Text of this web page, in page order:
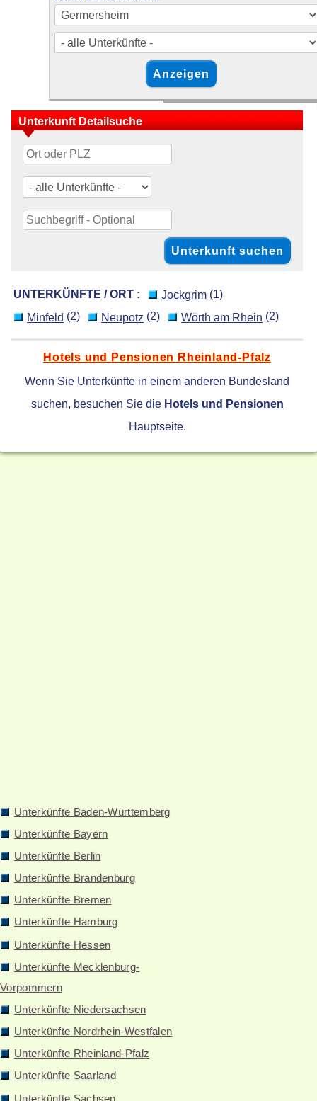
Unterkunft Detailsuche
UNTERKÜNFTE / ORT : Jockgrim (1)
Minfeld (2) Neupotz (2) Wörth am Rhein (2)
Hotels und Pensionen Rheinland-Pfalz
Wenn Sie Unterkünfte in einem anderen Bundesland
suchen, besuchen Sie die Hotels und Pensionen
Hauptseite.
Unterkünfte Baden-Württemberg
Unterkünfte Bayern
Unterkünfte Berlin
Unterkünfte Brandenburg
Unterkünfte Bremen
Unterkünfte Hamburg
Unterkünfte Hessen
Unterkünfte Mecklenburg-
Vorpommern
Unterkünfte Niedersachsen
Unterkünfte Nordrhein-Westfalen
Unterkünfte Rheinland-Pfalz
Unterkünfte Saarland